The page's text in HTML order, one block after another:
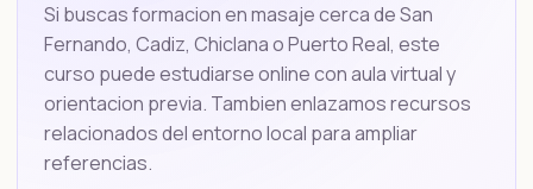
Si buscas formacion en masaje cerca de San
Fernando, Cadiz, Chiclana o Puerto Real, este
curso puede estudiarse online con aula virtual y
orientacion previa. Tambien enlazamos recursos
relacionados del entorno local para ampliar
referencias.